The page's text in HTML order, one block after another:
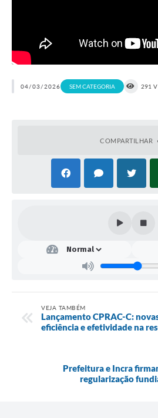
04/03/2026 SEM CATEGORIA 291
COMPARTILHAR
VEJA TAMBÉM
Lançamento CPRAC-C:
eficiência e efetividade na
Prefeitura e Incra
regularização